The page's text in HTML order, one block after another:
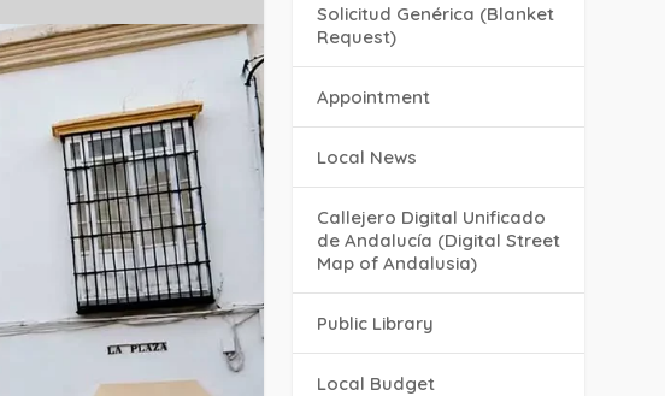
Solicitud Genérica (Blanket
Request)
Appointment
Local News
Callejero Digital Unificado
de Andalucía (Digital Street
Map of Andalusia)
Public Library
Local Budget